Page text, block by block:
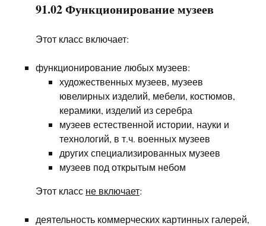
91.02 Функционирование музеев
Этот класс включает:
функционирование любых музеев:
художественных музеев, музеев
ювелирных изделий, мебели, костюмов,
керамики, изделий из серебра
музеев естественной истории, науки и
технологий, в т.ч. военных музеев
других специализированных музеев
музеев под открытым небом
Этот класс не включает:
деятельность коммерческих картинных галерей,